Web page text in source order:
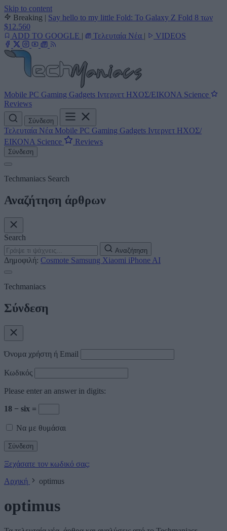
Skip to content
Breaking | Say hello to my little Fold: Το Galaxy Z Fold 8 των
$12.560
ADD TO GOOGLE | Τελευταία Νέα | VIDEOS
Mobile PC Gaming Gadgets Ιντερνετ ΗΧΟΣ/ΕΙΚΟΝΑ Science
Reviews
Σύνδεση
Τελευταία Νέα Mobile PC Gaming Gadgets Ιντερνετ ΗΧΟΣ/
ΕΙΚΟΝΑ Science Reviews
Σύνδεση
Techmaniacs Search
Αναζήτηση άρθρων
Search
Αναζήτηση
Δημοφιλή: Cosmote Samsung Xiaomi iPhone AI
Techmaniacs
Σύνδεση
Όνομα χρήστη ή Email
Κωδικός
Please enter an answer in digits:
18 − six =
Να με θυμάσαι
Ξεχάσατε τον κωδικό σας;
Αρχική
optimus
optimus